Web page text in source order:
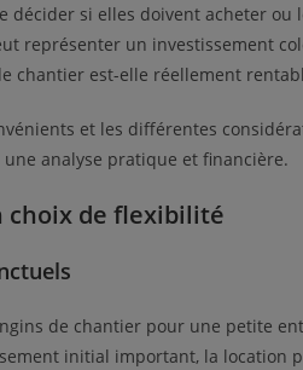
si elles doivent acheter ou
représenter un investissement
chantier est-elle réellement
et les différentes
analyse pratique et financière.
choix de flexibilité
de chantier pour une petite
initial important, la location